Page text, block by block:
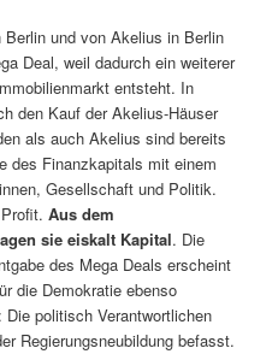
und von Akelius in Berlin
Deal, weil dadurch ein weiterer
entsteht. In
den Kauf der Akelius-Häuser
als auch Akelius sind bereits
des Finanzkapitals mit einem
Gesellschaft und Politik.
Profit.Aus dem
sie eiskalt Kapital. Die
des Mega Deals erscheint
die Demokratie ebenso
politisch Verantwortlichen
Regierungsneubildung befasst.